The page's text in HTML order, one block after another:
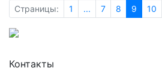
Страницы: 1 ... 7 8 9 10
Контакты